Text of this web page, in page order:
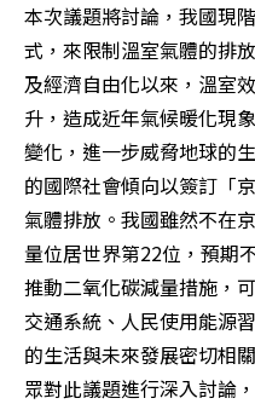
本次議題將討論，我國現
式，來限制溫室氣體的排
及經濟自由化以來，溫室
升，造成近年氣候暖化現
變化，進一步威脅地球的
的國際社會傾向以簽訂「
氣體排放。我國雖然不在
量位居世界第22位，預期
推動二氧化碳減量措施，
交通系統、人民使用能源
的生活與未來發展密切相
眾對此議題進行深入討論